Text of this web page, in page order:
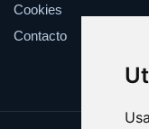
Cookies
Contacto